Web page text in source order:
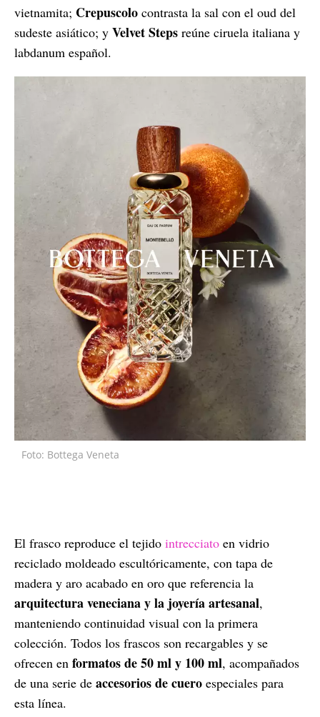
vietnamita; Crepuscolo contrasta la sal con el oud del
sudeste asiático; y Velvet Steps reúne ciruela italiana y
labdanum español.
Foto: Bottega Veneta
El frasco reproduce el tejido intrecciato en vidrio
reciclado moldeado escultóricamente, con tapa de
madera y aro acabado en oro que referencia la
arquitectura veneciana y la joyería artesanal,
manteniendo continuidad visual con la primera
colección. Todos los frascos son recargables y se
ofrecen en formatos de 50 ml y 100 ml, acompañados
de una serie de accesorios de cuero especiales para
esta línea.